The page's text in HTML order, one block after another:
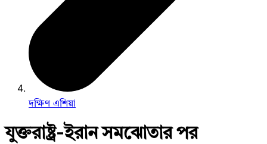
দক্ষিণ এশিয়া
যুক্তরাষ্ট্র-ইরান সমঝোতার পর